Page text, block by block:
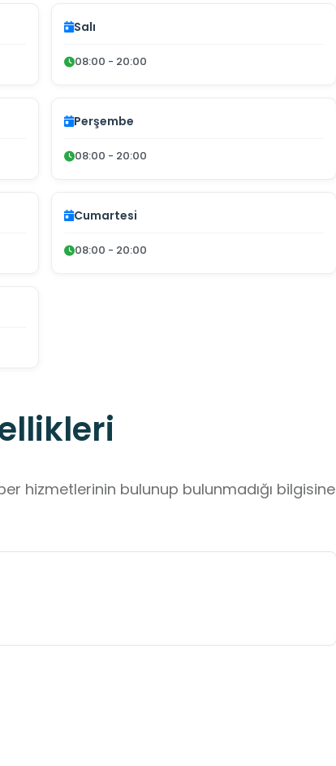
Salı
08:00 - 20:00
Perşembe
08:00 - 20:00
Cumartesi
08:00 - 20:00
hizmetlerinin bulunup bulunmadığı bilgisine